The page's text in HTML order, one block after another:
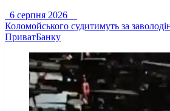
6 серпня 2026
Коломойського судитимуть за
ПриватБанку